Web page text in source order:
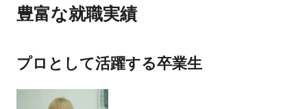
豊富な就職実績
プロとして活躍する卒業生